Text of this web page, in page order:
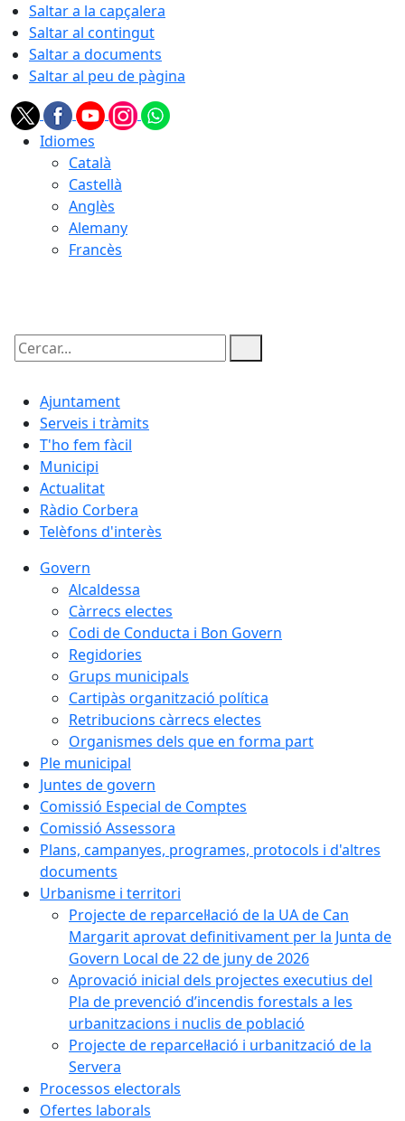
Saltar a la capçalera
Saltar al contingut
Saltar a documents
Saltar al peu de pàgina
Idiomes
Català
Castellà
Anglès
Alemany
Francès
Cercar:
Ajuntament
Serveis i tràmits
T'ho fem fàcil
Municipi
Actualitat
Ràdio Corbera
Telèfons d'interès
Govern
Alcaldessa
Càrrecs electes
Codi de Conducta i Bon Govern
Regidories
Grups municipals
Cartipàs organització política
Retribucions càrrecs electes
Organismes dels que en forma part
Ple municipal
Juntes de govern
Comissió Especial de Comptes
Comissió Assessora
Plans, campanyes, programes, protocols i d'altres
documents
Urbanisme i territori
Projecte de reparcel·lació de la UA de Can
Margarit aprovat definitivament per la Junta de
Govern Local de 22 de juny de 2026
Aprovació inicial dels projectes executius del
Pla de prevenció d’incendis forestals a les
urbanitzacions i nuclis de població
Projecte de reparcel·lació i urbanització de la
Servera
Processos electorals
Ofertes laborals